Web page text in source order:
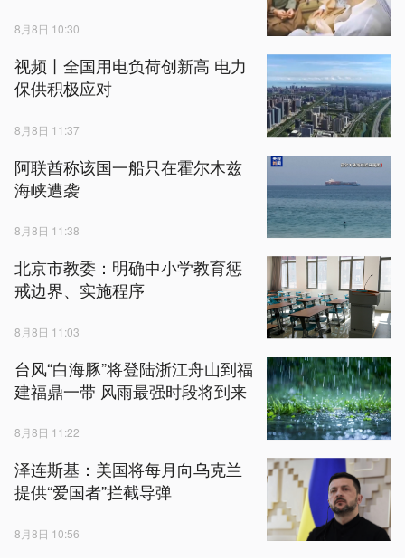
8月8日 10:30
视频丨全国用电负荷创新高 电力
保供积极应对
8月8日 11:37
阿联酋称该国一船只在霍尔木兹
海峡遭袭
8月8日 11:38
北京市教委：明确中小学教育惩
戒边界、实施程序
8月8日 11:03
台风“白海豚”将登陆浙江舟山到福
建福鼎一带 风雨最强时段将到来
8月8日 11:22
泽连斯基：美国将每月向乌克兰
提供“爱国者”拦截导弹
8月8日 10:56